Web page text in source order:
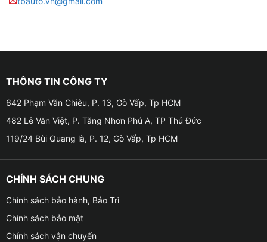
✤ Gập gương lên xuống kính ô tô Honda CRV được
toàn và có độ bền sử dụng lâu dài, tránh vỡ, xước…
✤ Kích thước sản phẩm nhỏ gọn, cài đặt trên xe không
ảnh hưởng đến diện tích xe. Sản phẩm hoàn toàn được
nhập khẩu trực tiếp tại nhà máy sản xuất linh kiện và
phụ kiện xe hơi của hãng Honda tại Nhật Bản.
Đặc điểm vượt trội của bộ gập gương lên xuống kính
Honda CRV
THÔNG TIN CÔNG TY
642 Phạm Văn Chiêu, P. 13, Gò Vấp, Tp HCM
482 Lê Văn Việt, P. Tăng Nhơn Phú A, TP Thủ Đức
119/24 Bùi Quang là, P. 12, Gò Vấp, Tp HCM
CHÍNH SÁCH CHUNG
Chính sách bảo hành, Bảo Trì
Chính sách bảo mật
Chính sách vận chuyển